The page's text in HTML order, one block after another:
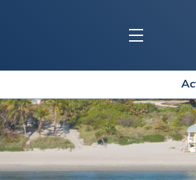
BLOC
Ports
Carnets de
Dossiers de